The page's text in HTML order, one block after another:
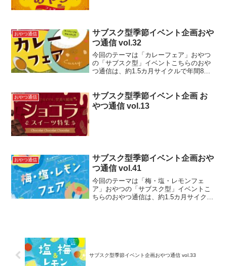
おやつ通信
サブスク型季節イベント企画おや
つ通信 vol.32
今回のテーマは「カレーフェア」おやつ
の「サブスク型」イベントこちらのおや
つ通信は、約1.5カ月サイクルで年間8
企画です。商品をお買い求めのお客様
へ”季節感・変化のあ...
おやつ通信
サブスク型季節イベント企画 お
やつ通信 vol.13
おやつ通信
サブスク型季節イベント企画おや
つ通信 vol.41
今回のテーマは「梅・塩・レモンフェ
ア」おやつの「サブスク型」イベントこ
ちらのおやつ通信は、約1.5カ月サイクル
サブスク型季節イベント企画おやつ通信 vol.33